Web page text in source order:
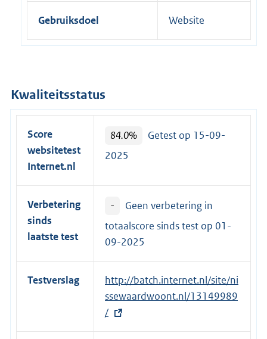
Gebruiksdoel Website
Kwaliteitsstatus
Score
websitetest
Internet.nl
84.0%
Getest op 15-09-
2025
Verbetering
sinds
laatste test
-
Geen verbetering in
totaalscore sinds test op 01-
09-2025
Testverslag
E
x
t
e
http://batch.internet.nl/site/ni
ssewaardwoont.nl/13149989
/